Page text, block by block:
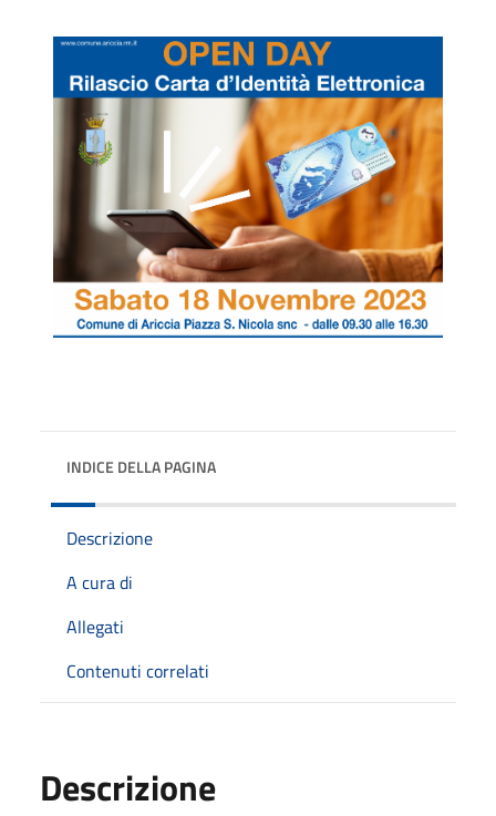
INDICE DELLA PAGINA
Descrizione
A cura di
Allegati
Contenuti correlati
Descrizione